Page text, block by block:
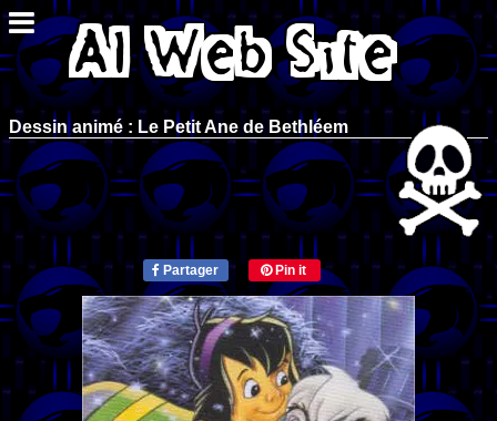
Dessin animé : Le Petit Ane de Bethléem
Partager Pin it